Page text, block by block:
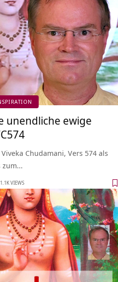
unendliche ewige
Chudamani, Vers 574 als
zum…
1.1K VIEWS